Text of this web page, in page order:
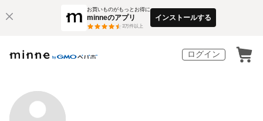
お買いものがもっとお得に
minneのアプリ
3万件以上
インストールする
ログイン